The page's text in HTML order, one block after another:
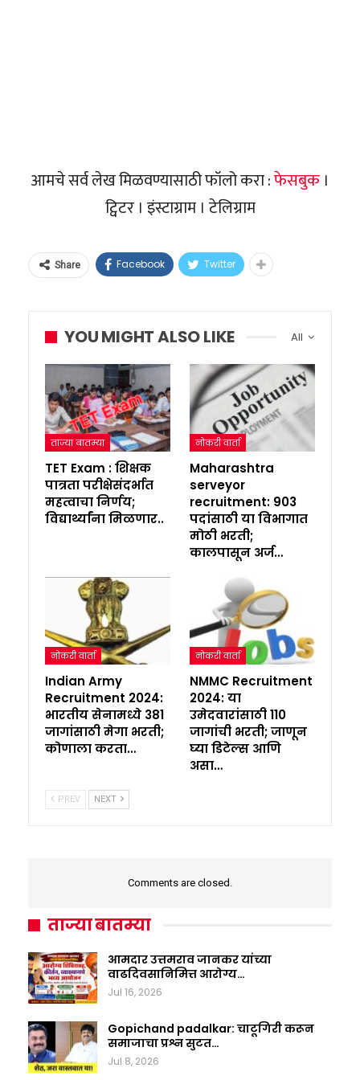
आमचे सर्व लेख मिळवण्यासाठी फॉलो करा :फेसबुक ।
ट्विटर । इंस्टाग्राम । टेलिग्राम
Share Facebook Twitter
All
YOU MIGHT ALSO LIKE
ताज्या बातम्या
TET Exam : शिक्षक
पात्रता परीक्षेसंदर्भात
महत्वाचा निर्णय;
विद्यार्थ्यांना मिळणार..
नोकरी वार्ता
Maharashtra
serveyor
recruitment: 903
पदांसाठी या विभागात
मोठी भरती;
कालपासून अर्ज…
नोकरी वार्ता
Indian Army
Recruitment 2024:
भारतीय सेनामध्ये 381
जागांसाठी मेगा भरती;
कोणाला करता…
नोकरी वार्ता
NMMC Recruitment
2024: या
उमेदवारांसाठी 110
जागांची भरती; जाणून
घ्या डिटेल्स आणि
असा…
PREV NEXT
Comments are closed.
ताज्या बातम्या
आमदार उत्तमराव जानकर यांच्या
वाढदिवसानिमित्त आरोग्य…
Jul 16, 2026
Gopichand padalkar: चाटूगिरी करून
समाजाचा प्रश्न सुटत…
Jul 8, 2026